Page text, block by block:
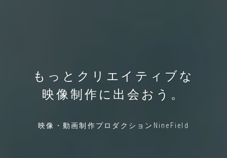
もっとクリエイティブな
映像制作に出会おう。
映像・動画制作プロダクションNineField